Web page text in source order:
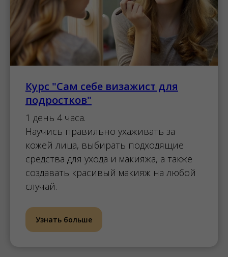
Курс "Сам себе визажист для
подростков"
1 день 4 часа.
Научись правильно ухаживать за
кожей лица, выбирать подходящие
средства для ухода и макияжа, а также
создавать красивый макияж на любой
случай.
Узнать больше